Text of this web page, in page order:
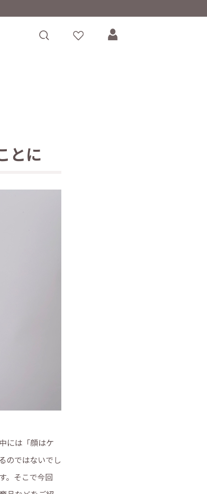
とに
には「顔はケ
のではないでし
。そこで今回